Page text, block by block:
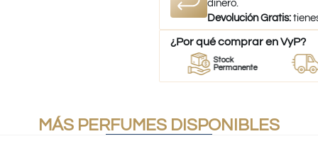
dinero.
Devolución Gratis:
¿Por qué comprar en VyP?
Stock
Permanente
a
MÁS PERFUMES DISPONIBLES